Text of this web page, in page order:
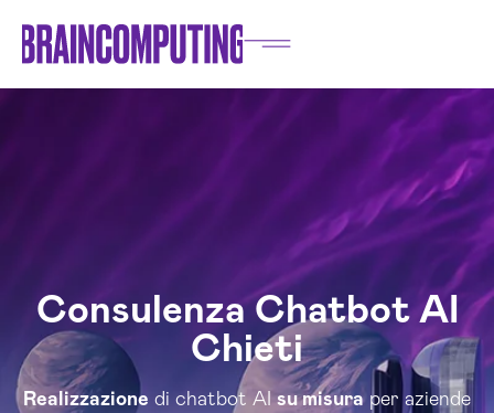
Consulenza Chatbot AI
Chieti
Realizzazione di chatbot AIsu misura per aziende